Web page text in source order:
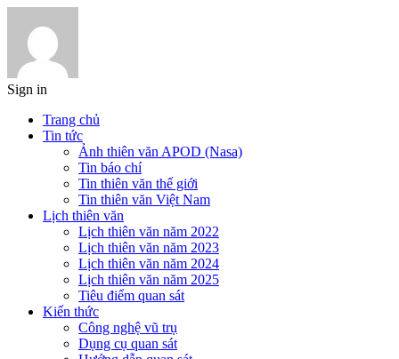
Sign in
Trang chủ
Tin tức
Ảnh thiên văn APOD (Nasa)
Tin báo chí
Tin thiên văn thế giới
Tin thiên văn Việt Nam
Lịch thiên văn
Lịch thiên văn năm 2022
Lịch thiên văn năm 2023
Lịch thiên văn năm 2024
Lịch thiên văn năm 2025
Tiêu điểm quan sát
Kiến thức
Công nghệ vũ trụ
Dụng cụ quan sát